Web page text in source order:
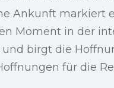
Ankunft markiert
Moment in der
birgt die
für die